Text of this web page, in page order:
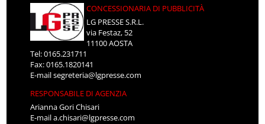
CONCESSIONARIA DI PUBBLICITÀ
LG PRESSE S.R.L.
via Festaz, 52
11100 AOSTA
Tel: 0165.231711
Fax: 0165.1820141
E-mailsegreteria@lgpresse.com
RESPONSABILE DI AGENZIA
Arianna Gori Chisari
E-maila.chisari@lgpresse.com